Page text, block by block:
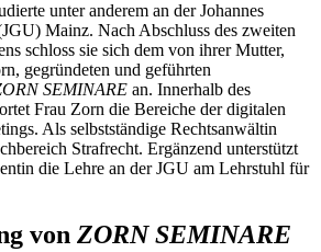
unter anderem an der Johannes
Mainz. Nach Abschluss des zweiten
schloss sie sich dem von ihrer Mutter,
gegründeten und geführten
SEMINARE an. Innerhalb des
Frau Zorn die Bereiche der digitalen
Als selbstständige Rechtsanwältin
Strafrecht. Ergänzend unterstützt
die Lehre an der JGU am Lehrstuhl für
von ZORN SEMINARE